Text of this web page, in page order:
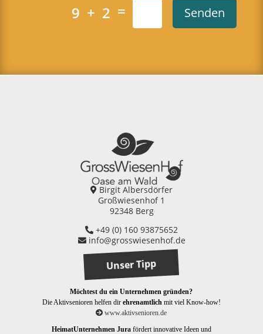
9 + 2 = Senden
Birgit Albersdörfer
Großwiesenhof 1
92348 Berg
+49 (0) 160 93875652
info@grosswiesenhof.de
Unser Tipp
Möchtest du ein Unternehmen gründen?
Die Aktivsenioren helfen dir ehrenamtlichmit viel Know-how!
www.aktivsenioren.de
HeimatUnternehmen Jura fördert innovative Ideen und